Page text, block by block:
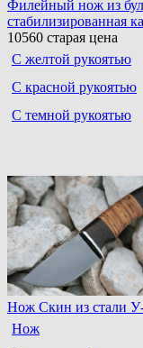
Филейный нож из
стабилизированная
10560 старая цена
С желтой рукоятью
С красной рукоятью
С темной рукоятью
Нож Скин из стали
Нож